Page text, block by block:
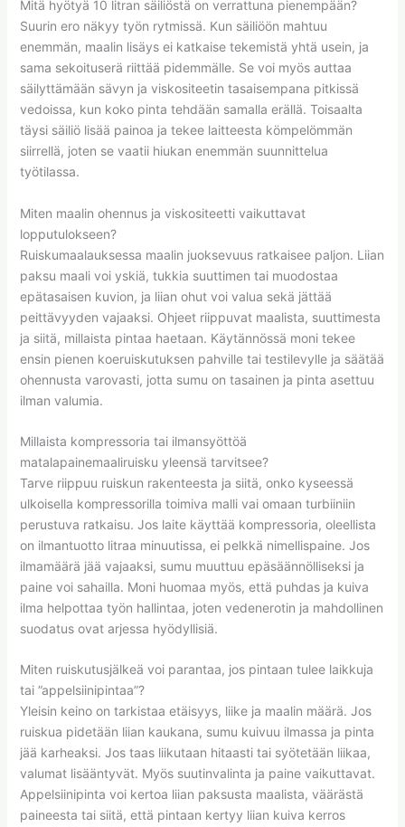
Mitä hyötyä 10 litran säiliöstä on verrattuna pienempään?
Suurin ero näkyy työn rytmissä. Kun säiliöön mahtuu
enemmän, maalin lisäys ei katkaise tekemistä yhtä usein, ja
sama sekoituserä riittää pidemmälle. Se voi myös auttaa
säilyttämään sävyn ja viskositeetin tasaisempana pitkissä
vedoissa, kun koko pinta tehdään samalla erällä. Toisaalta
täysi säiliö lisää painoa ja tekee laitteesta kömpelömmän
siirrellä, joten se vaatii hiukan enemmän suunnittelua
työtilassa.
Miten maalin ohennus ja viskositeetti vaikuttavat
lopputulokseen?
Ruiskumaalauksessa maalin juoksevuus ratkaisee paljon. Liian
paksu maali voi yskiä, tukkia suuttimen tai muodostaa
epätasaisen kuvion, ja liian ohut voi valua sekä jättää
peittävyyden vajaaksi. Ohjeet riippuvat maalista, suuttimesta
ja siitä, millaista pintaa haetaan. Käytännössä moni tekee
ensin pienen koeruiskutuksen pahville tai testilevylle ja säätää
ohennusta varovasti, jotta sumu on tasainen ja pinta asettuu
ilman valumia.
Millaista kompressoria tai ilmansyöttöä
matalapainemaaliruisku yleensä tarvitsee?
Tarve riippuu ruiskun rakenteesta ja siitä, onko kyseessä
ulkoisella kompressorilla toimiva malli vai omaan turbiiniin
perustuva ratkaisu. Jos laite käyttää kompressoria, oleellista
on ilmantuotto litraa minuutissa, ei pelkkä nimellispaine. Jos
ilmamäärä jää vajaaksi, sumu muuttuu epäsäännölliseksi ja
paine voi sahailla. Moni huomaa myös, että puhdas ja kuiva
ilma helpottaa työn hallintaa, joten vedenerotin ja mahdollinen
suodatus ovat arjessa hyödyllisiä.
Miten ruiskutusjälkeä voi parantaa, jos pintaan tulee laikkuja
tai ”appelsiinipintaa”?
Yleisin keino on tarkistaa etäisyys, liike ja maalin määrä. Jos
ruiskua pidetään liian kaukana, sumu kuivuu ilmassa ja pinta
jää karheaksi. Jos taas liikutaan hitaasti tai syötetään liikaa,
valumat lisääntyvät. Myös suutinvalinta ja paine vaikuttavat.
Appelsiinipinta voi kertoa liian paksusta maalista, väärästä
paineesta tai siitä, että pintaan kertyy liian kuiva kerros